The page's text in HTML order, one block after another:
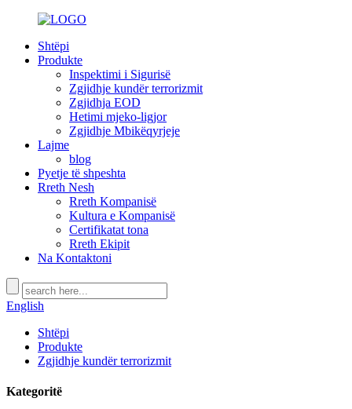
Shtëpi
Produkte
Inspektimi i Sigurisë
Zgjidhje kundër terrorizmit
Zgjidhja EOD
Hetimi mjeko-ligjor
Zgjidhje Mbikëqyrjeje
Lajme
blog
Pyetje të shpeshta
Rreth Nesh
Rreth Kompanisë
Kultura e Kompanisë
Certifikatat tona
Rreth Ekipit
Na Kontaktoni
English
Shtëpi
Produkte
Zgjidhje kundër terrorizmit
Kategoritë